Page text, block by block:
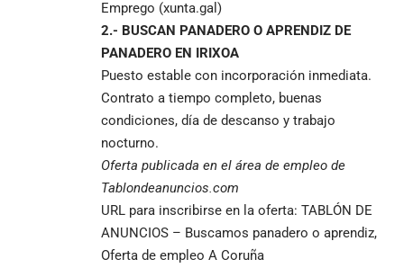
Emprego (xunta.gal)
2.- BUSCAN PANADERO O APRENDIZ DE
PANADERO EN IRIXOA
Puesto estable con incorporación inmediata.
Contrato a tiempo completo, buenas
condiciones, día de descanso y trabajo
nocturno.
Oferta publicada en el área de empleo de
Tablondeanuncios.com
URL para inscribirse en la oferta: TABLÓN DE
ANUNCIOS – Buscamos panadero o aprendiz,
Oferta de empleo A Coruña